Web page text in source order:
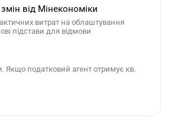
від Мінекономіки
витрат на облаштування
підстави для відмови
Якщо податковий агент отримує кв.